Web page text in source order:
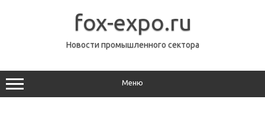
fox-expo.ru
Новости промышленного сектора
Меню